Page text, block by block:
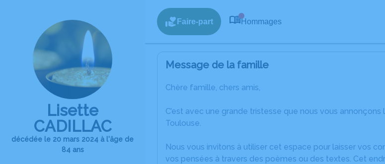
Lisette
CADILLAC
décédée le 20 mars 2024 à l'âge de
84 ans
Faire-part Hommages
Message de la famille
Chère famille, chers amis,
C’est avec une grande tristesse que nous vous
Toulouse.
Nous vous invitons à utiliser cet espace pour laisser vos
vos pensées à travers des poèmes ou des textes. Cet